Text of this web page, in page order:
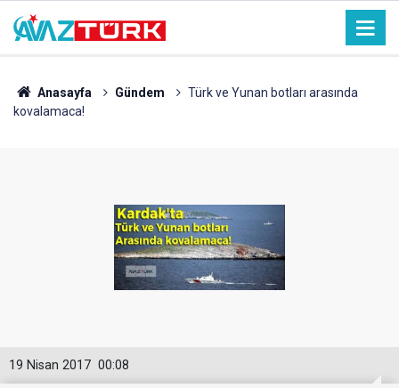
Anasayfa Gündem
Türk ve Yunan botları arasında
kovalamaca!
00:08
19 Nisan 2017